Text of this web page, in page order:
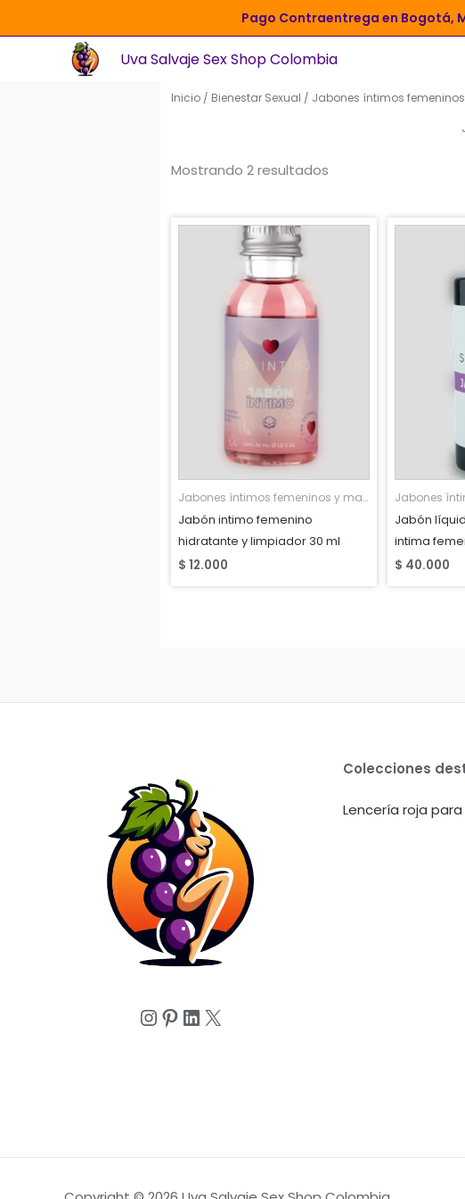
al
Pago Contraentrega en Bogotá,
Uva Salvaje Sex Shop Colombia
Inicio / Bienestar Sexual / Jabones íntimos
Mostrando 2 resultados
Jabones íntimos femeninos y masculinos
Jabón intimo femenino
hidratante y limpiador 30 ml
$ 12.000
Jabón
intima
$ 40.000
Instagram
Pinterest
LinkedIn
X
Colecciones
Lencería roja